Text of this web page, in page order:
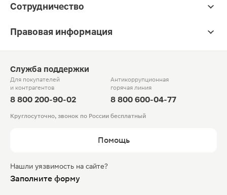
Сотрудничество
Правовая информация
Служба поддержки
Для покупателей
и контрагентов
8 800 200-90-02
Антикоррупционная
горячая линия
8 800 600-04-77
Круглосуточно, звонок по России бесплатный
Помощь
Нашли уязвимость на сайте?
Заполните форму